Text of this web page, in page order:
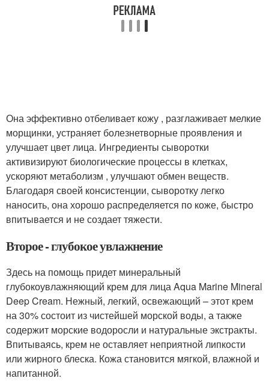
Она эффективно отбеливает кожу , разглаживает мелкие
морщинки, устраняет болезнетворные проявления и
улучшает цвет лица. Ингредиенты сыворотки
активизируют биологические процессы в клетках,
ускоряют метаболизм , улучшают обмен веществ.
Благодаря своей консистенции, сыворотку легко
наносить, она хорошо распределяется по коже, быстро
впитывается и не создает тяжести.
Второе - глубокое увлажнение
Здесь на помощь придет минеральный
глубокоувлажняющий крем для лица Aqua Marine Mineral
Deep Cream. Нежный, легкий, освежающий – этот крем
на 30% состоит из чистейшей морской воды, а также
содержит морские водоросли и натуральные экстракты.
Впитываясь, крем не оставляет неприятной липкости
или жирного блеска. Кожа становится мягкой, влажной и
напитанной.